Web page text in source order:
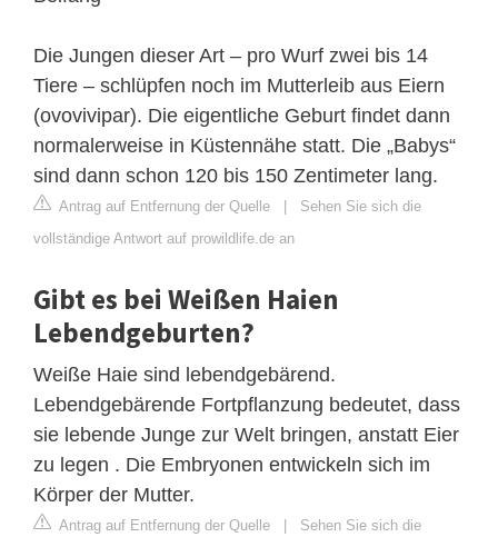
Die Jungen dieser Art – pro Wurf zwei bis 14
Tiere – schlüpfen noch im Mutterleib aus Eiern
(ovovivipar). Die eigentliche Geburt findet dann
normalerweise in Küstennähe statt. Die „Babys“
sind dann schon 120 bis 150 Zentimeter lang.
Antrag auf Entfernung der Quelle | Sehen Sie sich die
vollständige Antwort auf prowildlife.de an
Gibt es bei Weißen Haien
Lebendgeburten?
Weiße Haie sind lebendgebärend.
Lebendgebärende Fortpflanzung bedeutet, dass
sie lebende Junge zur Welt bringen, anstatt Eier
zu legen . Die Embryonen entwickeln sich im
Körper der Mutter.
Antrag auf Entfernung der Quelle | Sehen Sie sich die